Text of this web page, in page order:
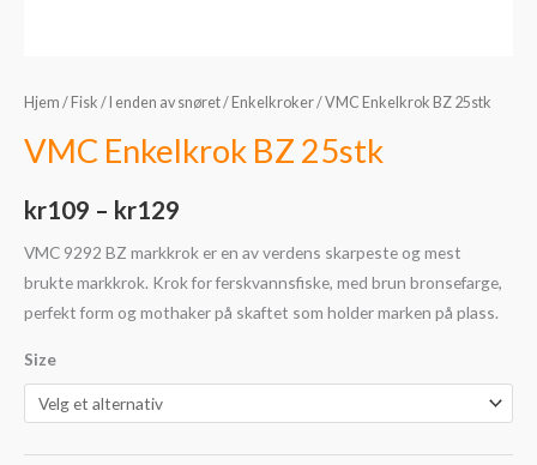
Hjem / Fisk / I enden av snøret/ Enkelkroker/ VMC Enkelkrok BZ 25stk
VMC Enkelkrok BZ 25stk
kr109 – kr129
VMC 9292 BZ markkrok er en av verdens skarpeste og mest
brukte markkrok. Krok for ferskvannsfiske, med brun bronsefarge,
perfekt form og mothaker på skaftet som holder marken på plass.
Size